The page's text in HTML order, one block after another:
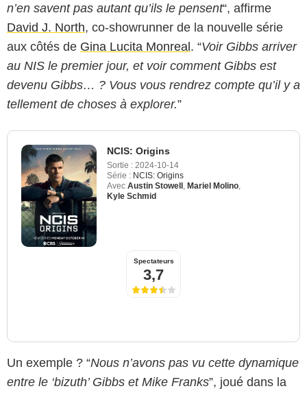
n’en savent pas autant qu’ils le pensent“, affirme
David J. North, co-showrunner de la nouvelle série
aux côtés de Gina Lucita Monreal. “Voir Gibbs arriver
au NIS le premier jour, et voir comment Gibbs est
devenu Gibbs… ? Vous vous rendrez compte qu’il y a
tellement de choses à explorer.”
NCIS: Origins
Sortie : 2024-10-14
Série : NCIS: Origins
Avec Austin Stowell Mariel Molino
Kyle Schmid
Spectateurs
3,7
Un exemple ? “Nous n’avons pas vu cette dynamique
entre le ‘bizuth’ Gibbs et Mike Franks”, joué dans la